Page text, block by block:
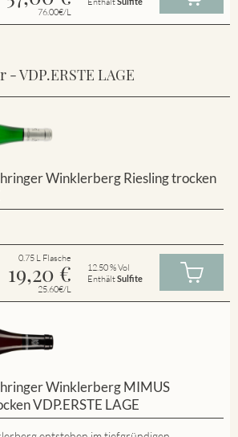
76.00€/L
VDP.ERSTE LAGE
Winklerberg Riesling trocken
0.75 L Flasche
19,20 €
25.60€/L
12.50 % Vol
EnthältSulfite
Winklerberg MIMUS
VDP.ERSTE LAGE